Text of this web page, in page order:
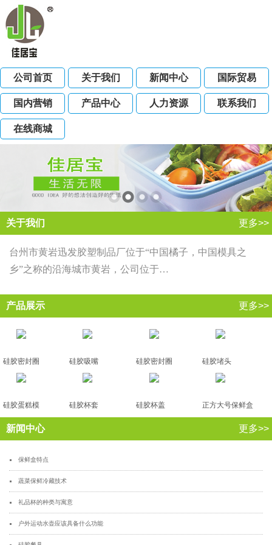
公司首页 关于我们 新闻中心 国际贸易
国内营销 产品中心 人力资源 联系我们
在线商城
关于我们 更多>>
台州市黄岩迅发胶塑制品厂位于“中国橘子，中国模具之
乡”之称的沿海城市黄岩，公司位于…
产品展示 更多>>
硅胶密封圈 硅胶吸嘴 硅胶密封圈 硅胶堵头
硅胶蛋糕模 硅胶杯套 硅胶杯盖 正方大号保鲜盒
新闻中心 更多>>
保鲜盒特点
蔬菜保鲜冷藏技术
礼品杯的种类与寓意
户外运动水壶应该具备什么功能